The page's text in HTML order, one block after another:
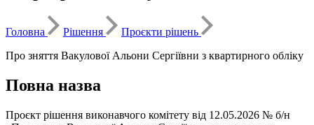
Головна Рішення
Проєкти рішень
Про зняття Вакулової Альони Сергіївни з квартирного обліку
Повна назва
Проєкт рішення виконавчого комітету від 12.05.2026 № б/н